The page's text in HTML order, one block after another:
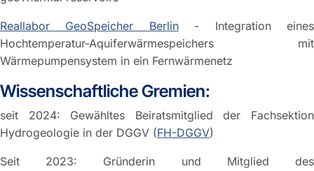
Reallabor GeoSpeicher Berlin- Integration eines
Hochtemperatur-Aquiferwärmespeichers mit
Wärmepumpensystem in ein Fernwärmenetz
Wissenschaftliche Gremien:
seit 2024: Gewähltes Beiratsmitglied der Fachsektion
Hydrogeologie in der DGGV (FH-DGGV)
Seit 2023: Gründerin und Mitglied des